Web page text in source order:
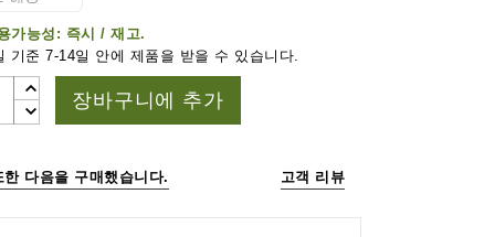
가능성: 즉시 / 재고.
기준 7-14일 안에 제품을 받을 수 있습니다.
장바구니에 추가
한 다음을 구매했습니다. 고객 리뷰